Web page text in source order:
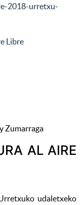
2018-urretxu-
Libre
Zumarraga
AL AIRE
udaletxeko